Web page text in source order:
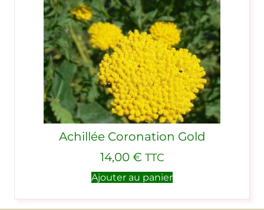
Achillée Coronation Gold
14,00 € TTC
Ajouter au panier